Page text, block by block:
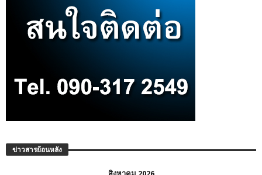
ข่าวสารย้อนหลัง